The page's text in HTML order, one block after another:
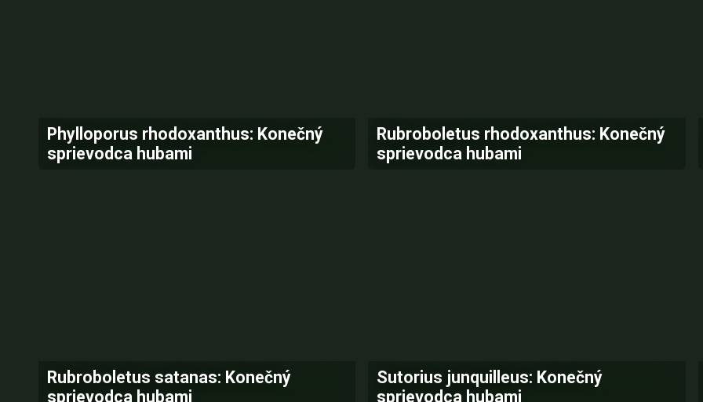
Phylloporus rhodoxanthus: Konečný
sprievodca hubami
Rubroboletus rhodoxanthus: Konečný
sprievodca hubami
Rubroboletus satanas: Konečný
sprievodca hubami
Sutorius junquilleus: Konečný
sprievodca hubami